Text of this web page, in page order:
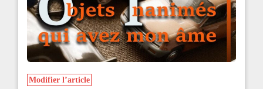
Modifier l’article